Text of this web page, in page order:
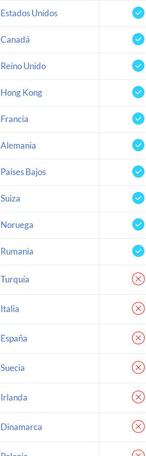
Estados Unidos
Canadá
Reino Unido
Hong Kong
Francia
Alemania
Países Bajos
Suiza
Noruega
Rumania
Turquía
Italia
España
Suecia
Irlanda
Dinamarca